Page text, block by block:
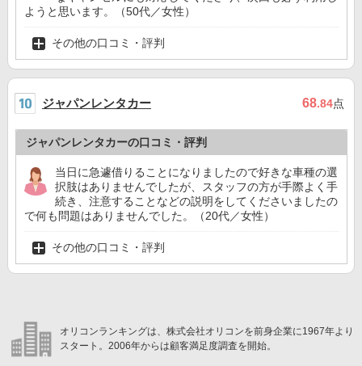
ようと思います。（50代／女性）
その他の口コミ・評判
ジャパンレンタカー 68.84点
ジャパンレンタカーの口コミ・評判
当日に急遽借りることになりましたので好きな車種の選
択肢はありませんでしたが、スタッフの方が手際よく手
続き、注意することなどの説明をしてくださいましたの
で何も問題はありませんでした。（20代／女性）
その他の口コミ・評判
オリコンランキングは、株式会社オリコンを前身企業に1967年より
スタート。2006年からは顧客満足度調査を開始。